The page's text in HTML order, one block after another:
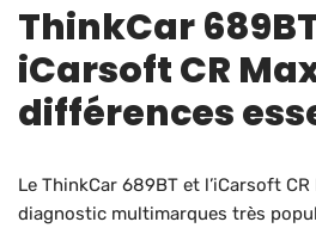
ThinkCar
iCarsoft CR
différences
Le ThinkCar 689BT et l’iCarsoft
diagnostic multimarques très